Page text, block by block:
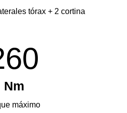
tórax + 2 cortina
Nm
máximo